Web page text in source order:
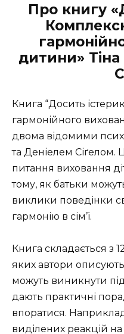
Про книгу
дитини»
Книга “Досить
гармонійного
двома відомими
та Деніелем Сіґелом.
питання виховання
тому, як батьки
виклики поведінки
гармонію в сім’ї.
Книга складається з
яких автори описують
можуть виникнути
дають практичні
впоратися.
виділених реакцій